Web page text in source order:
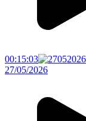
00:15:03
27/05/2026